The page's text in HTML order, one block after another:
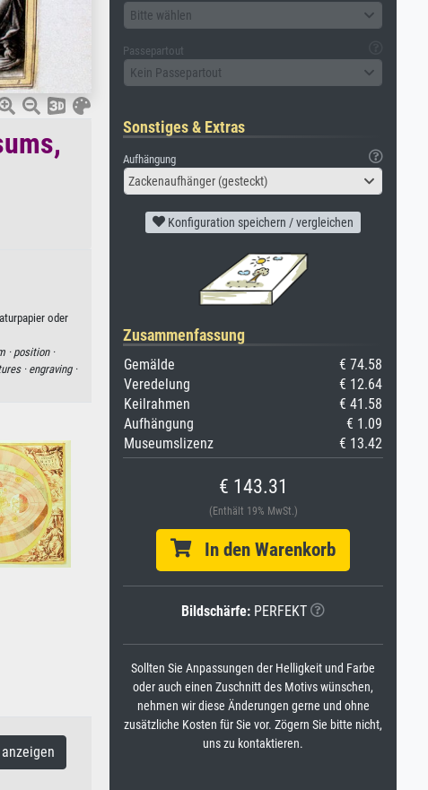
oder
· position ·
· engraving ·
Bitte wählen
Passepartout
Kein Passepartout
Sonstiges & Extras
Aufhängung
Zackenaufhänger (gesteckt)
Konfiguration speichern / vergleichen
Zusammenfassung
Gemälde
€ 74.58
Veredelung
€ 12.64
Keilrahmen
€ 41.58
Aufhängung
€ 1.09
Museumslizenz
€ 13.42
€ 143.31
(Enthält 19% MwSt.)
In den Warenkorb
Bildschärfe: PERFEKT
Sollten Sie Anpassungen der Helligkeit und Farbe
oder auch einen Zuschnitt des Motivs wünschen,
nehmen wir diese Änderungen gerne und ohne
zusätzliche Kosten für Sie vor. Zögern Sie bitte nicht,
uns zu kontaktieren.